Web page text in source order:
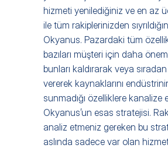
hizmeti yenilediğiniz ve en az
ile tüm rakiplerinizden
Okyanus. Pazardaki tüm
bazıları müşteri için daha
bunları kaldırarak veya
vererek kaynaklarını
sunmadığı özelliklere kanalize
Okyanus’un esas stratejisi.
analiz etmeniz gereken bu
aslında sadece var olan